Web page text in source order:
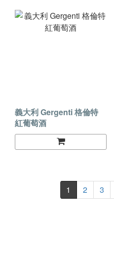
義大利 Gergenti 格倫特
紅葡萄酒
1 2 3